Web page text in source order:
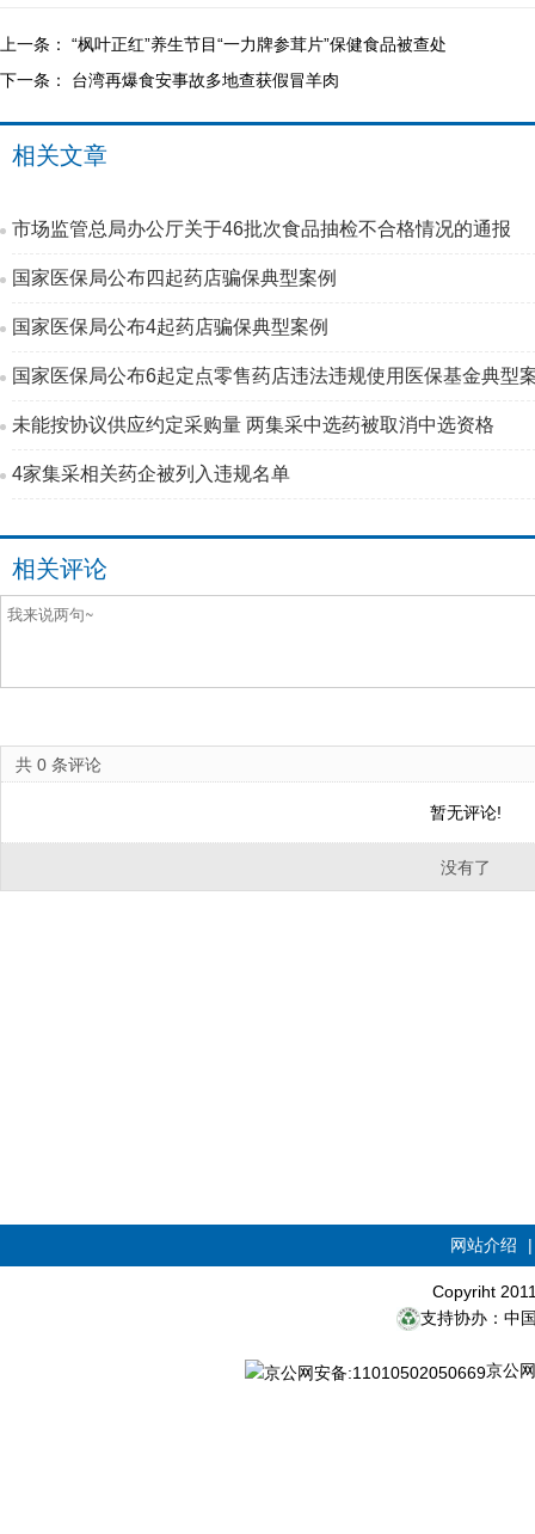
上一条： “枫叶正红”养生节目“一力牌参茸片”保健食品被查处
下一条： 台湾再爆食安事故多地查获假冒羊肉
相关文章
市场监管总局办公厅关于46批次食品抽检不合格情况的通报
国家医保局公布四起药店骗保典型案例
国家医保局公布4起药店骗保典型案例
国家医保局公布6起定点零售药店违法违规使用医保基金典型
未能按协议供应约定采购量 两集采中选药被取消中选资格
4家集采相关药企被列入违规名单
相关评论
共 0 条评论
暂无评论!
没有了
网站介绍
Copyriht
支持协办：中
京公